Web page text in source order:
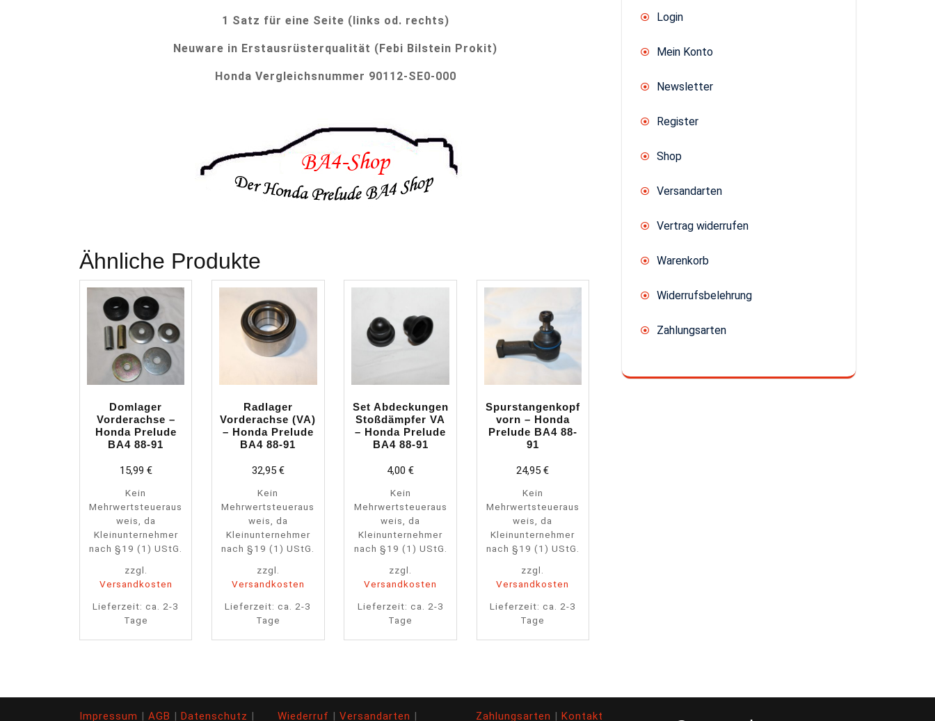
1 Satz für eine Seite (links od. rechts)
Neuware in Erstausrüsterqualität (Febi Bilstein Prokit)
Honda Vergleichsnummer 90112-SE0-000
Ähnliche Produkte
Domlager
Vorderachse –
Honda Prelude
BA4 88-91
15,99 €
Kein
Mehrwertsteueraus
weis, da
Kleinunternehmer
nach §19 (1) UStG.
zzgl.
Versandkosten
Lieferzeit:ca. 2-3
Tage
Radlager
Vorderachse (VA)
– Honda Prelude
BA4 88-91
32,95 €
Kein
Mehrwertsteueraus
weis, da
Kleinunternehmer
nach §19 (1) UStG.
zzgl.
Versandkosten
Lieferzeit:ca. 2-3
Tage
Set Abdeckungen
Stoßdämpfer VA
– Honda Prelude
BA4 88-91
4,00€
Kein
Mehrwertsteueraus
weis, da
Kleinunternehmer
nach §19 (1) UStG.
zzgl.
Versandkosten
Lieferzeit: ca. 2-3
Tage
Spurstangenkopf
vorn – Honda
Prelude BA4 88-
91
24,95€
Kein
Mehrwertsteueraus
weis, da
Kleinunternehmer
nach §19 (1) UStG.
zzgl.
Versandkosten
Lieferzeit: ca. 2-3
Tage
Login
Mein Konto
Newsletter
Register
Shop
Versandarten
Vertrag widerrufen
Warenkorb
Widerrufsbelehrung
Zahlungsarten
Impressum | AGB | Datenschutz | Wiederruf | Versandarten | Zahlungsarten | Kontakt